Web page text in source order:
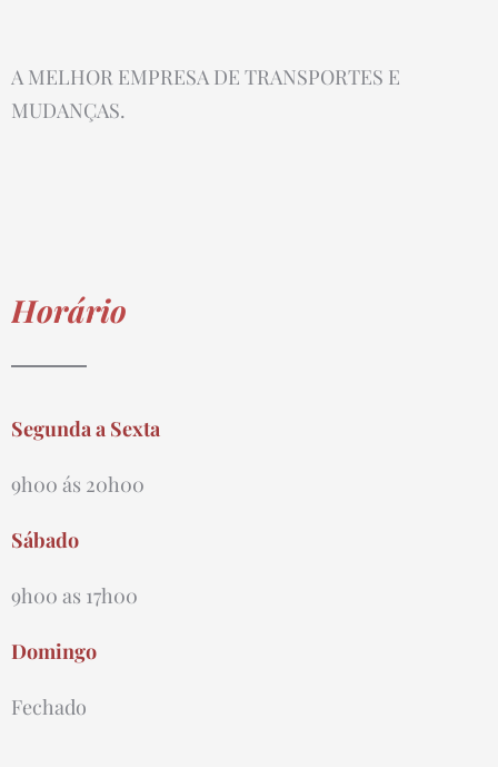
A MELHOR EMPRESA DE TRANSPORTES E
MUDANÇAS.
Horário
Segunda a Sexta
9h00 ás 20h00
Sábado
9h00 as 17h00
Domingo
Fechado